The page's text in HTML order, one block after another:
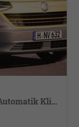
kurz 2.0 TDI SCR 110 kW 8 Gang Automatik Klima, 70 L Tank, Außenspiegel elektrisch klappbar, Fahrerassistenzpaket